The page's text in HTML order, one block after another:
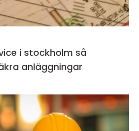
i stockholm så
anläggningar